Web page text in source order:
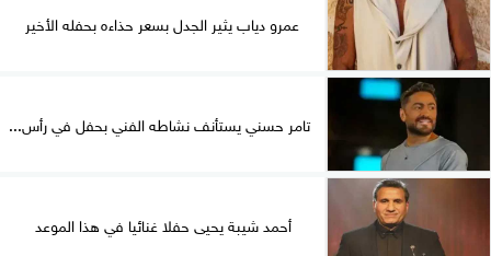
عمرو دياب يثير الجدل بسعر حذاءه بحفله الأخير
تامر حسني يستأنف نشاطه الفني بحفل في رأس...
أحمد شيبة يحيى حفلا غنائيا في هذا الموعد